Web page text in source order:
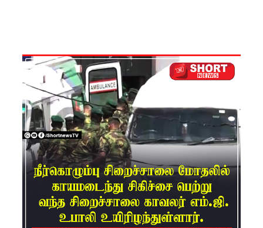
மண்சரிவு
எச்சரிக்
கை!
மட்டக்கள
ப்பு
சிறைச்சா